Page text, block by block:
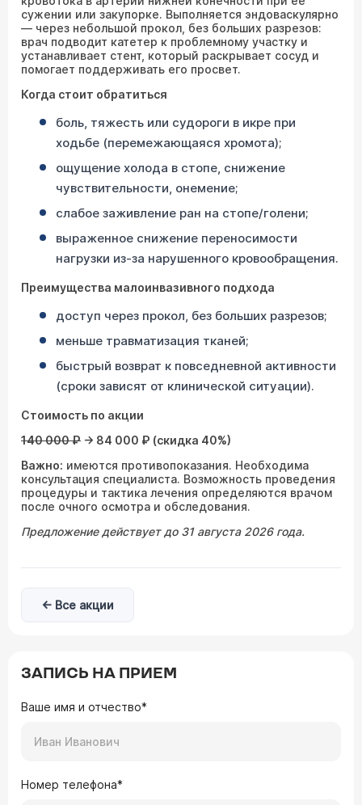
сужении или закупорке. Выполняется эндоваскулярно
— через небольшой прокол, без больших разрезов:
врач подводит катетер к проблемному участку и
устанавливает стент, который раскрывает сосуд и
помогает поддерживать его просвет.
Когда стоит обратиться
боль, тяжесть или судороги в икре при
ходьбе (перемежающаяся хромота);
ощущение холода в стопе, снижение
чувствительности, онемение;
слабое заживление ран на стопе/голени;
выраженное снижение переносимости
нагрузки из-за нарушенного кровообращения.
Преимущества малоинвазивного подхода
доступ через прокол, без больших разрезов;
меньше травматизация тканей;
быстрый возврат к повседневной активности
(сроки зависят от клинической ситуации).
Стоимость по акции
140 000 ₽ → 84 000 ₽ (скидка 40%)
Важно: имеются противопоказания. Необходима
консультация специалиста. Возможность проведения
процедуры и тактика лечения определяются врачом
после очного осмотра и обследования.
Предложение действует до 31 августа 2026 года.
← Все акции
ЗАПИСЬ НА ПРИЕМ
Ваше имя и отчество*
Номер телефона*